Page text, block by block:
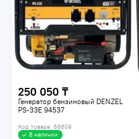
250 050 ₸
Генератор бензиновый DENZEL
PS-33E 94537
Код товара: 68609
В наличии